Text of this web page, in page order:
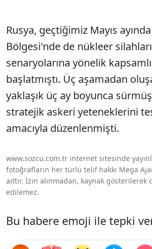
Rusya, geçtiğimiz Mayıs
Bölgesi'nde de nükleer
senaryolarına yönelik
başlatmıştı. Üç aşamadan
yaklaşık üç ay boyunca
stratejik askeri yeteneklerini
amacıyla düzenlenmişti.
www.sozcu.com.tr internet sitesinde
fotoğrafların her türlü telif hakkı Mega
aittir. İzin alınmadan, kaynak gösterilerek
edilemez.
Bu habere emoji ile tepki